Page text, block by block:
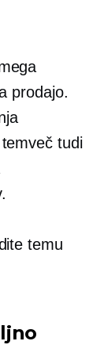
prodajo.
tudi
temu